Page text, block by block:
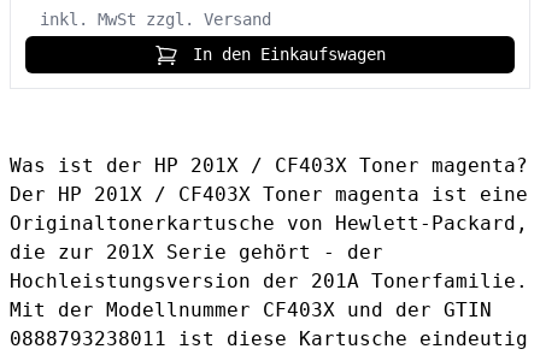
inkl. MwSt
zzgl. Versand
In den Einkaufswagen
Was ist der HP 201X / CF403X Toner magenta?
Der HP 201X / CF403X Toner magenta ist eine
Originaltonerkartusche von Hewlett-Packard,
die zur 201X Serie gehört - der
Hochleistungsversion der 201A Tonerfamilie.
Mit der Modellnummer CF403X und der GTIN
0888793238011 ist diese Kartusche eindeutig